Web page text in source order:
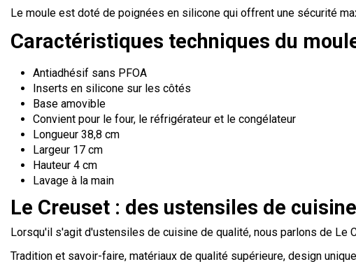
Le moule est doté de poignées en silicone qui offrent une sécurité
Caractéristiques techniques du
Antiadhésif sans PFOA
Inserts en silicone sur les côtés
Base amovible
Convient pour le four, le réfrigérateur et le congélateur
Longueur 38,8 cm
Largeur 17 cm
Hauteur 4 cm
Lavage à la main
Le Creuset : des ustensiles de
Lorsqu'il s'agit d'ustensiles de cuisine de qualité, nous parlons de Le
Tradition et savoir-faire, matériaux de qualité supérieure, design